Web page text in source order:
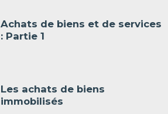
Achats de biens et de services
: Partie 1
Les achats de biens
immobilisés